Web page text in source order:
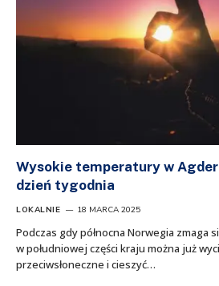
Wysokie temperatury w
dzień tygodnia
LOKALNIE 18 MARCA 2025
Podczas gdy północna Norwegia zmaga
w południowej części kraju można już
przeciwsłoneczne i cieszyć…